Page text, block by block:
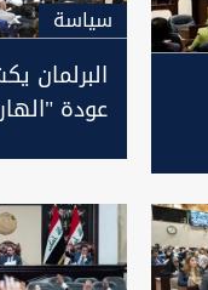
سیاسة
البرلمان
عودة
والداخلية